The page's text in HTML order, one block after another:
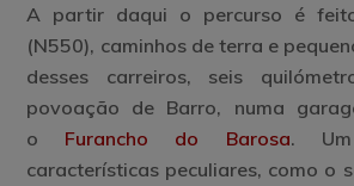
A partir daqui o percurso é
(N550), caminhos de terra e
desses carreiros, seis
povoação de Barro, numa
o Furancho do Barosa.
características peculiares, como o